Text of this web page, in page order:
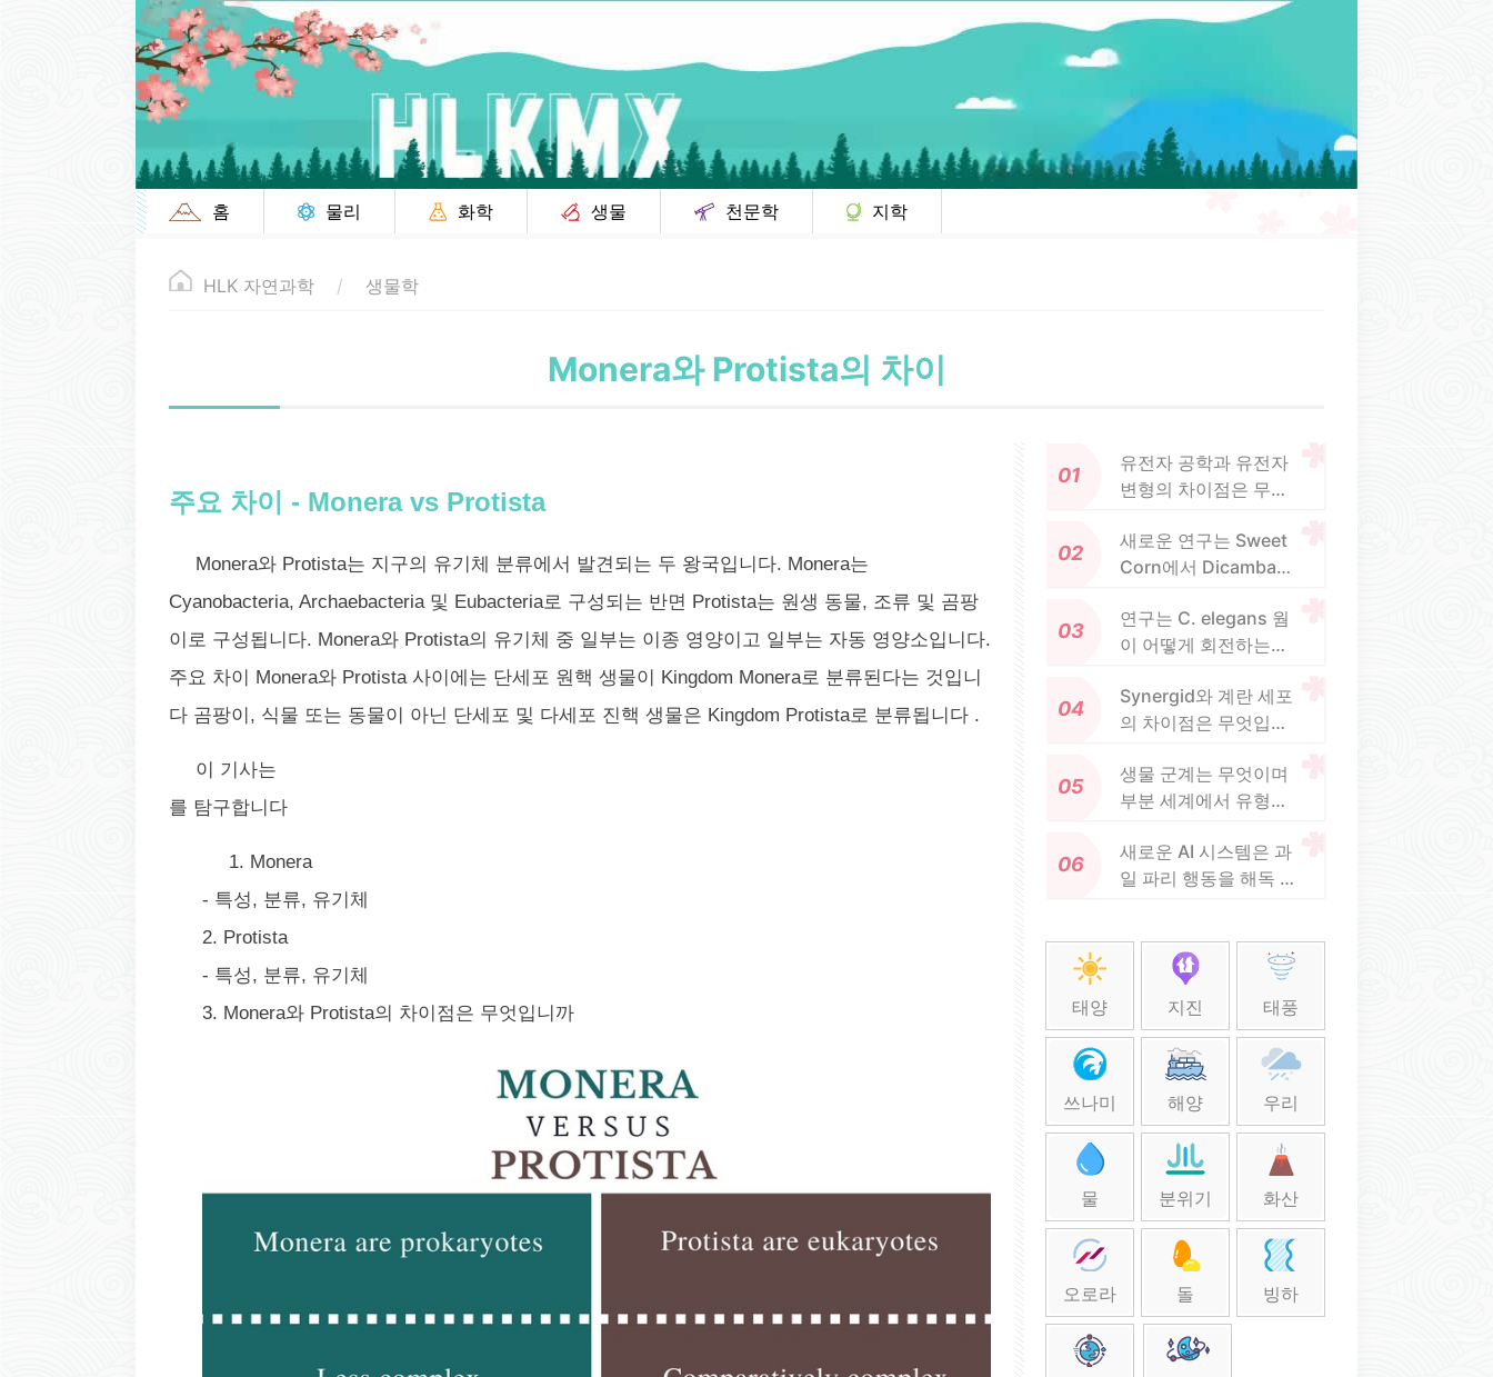
홈 물리 화학 생물 천문학 지학
HLK 자연과학 생물학
Monera와 Protista의 차이
주요 차이 - Monera vs Protista
Monera와 Protista는 지구의 유기체 분류에서 발견되는 두 왕국입니다. Monera는
Cyanobacteria, Archaebacteria 및 Eubacteria로 구성되는 반면 Protista는 원생 동물, 조류 및 곰팡
이로 구성됩니다. Monera와 Protista의 유기체 중 일부는 이종 영양이고 일부는 자동 영양소입니다.
주요 차이 Monera와 Protista 사이에는 단세포 원핵 생물이 Kingdom Monera로 분류된다는 것입니
다 곰팡이, 식물 또는 동물이 아닌 단세포 및 다세포 진핵 생물은 Kingdom Protista로 분류됩니다 .
이 기사는
를 탐구합니다
1. Monera
- 특성, 분류, 유기체
2. Protista
- 특성, 분류, 유기체
3. Monera와 Protista의 차이점은 무엇입니까
유전자 공학과 유전자
변형의 차이점은 무엇
새로운 연구는 Sweet
Corn에서 Dicamba를
할 수 있는지 보여줍니
다.
연구는 C. elegans 웜
이 어떻게 회전하는지
니다
Synergid와 계란 세포
의 차이점은 무엇입니
생물 군계는 무엇이며
부분 세계에서 유형을
무엇입니까?
새로운 AI 시스템은 과
일 파리 행동을 해독 할
적 인 이유
태양 지진 태풍
쓰나미 해양 우리
물 분위기 화산
오로라 돌 빙하